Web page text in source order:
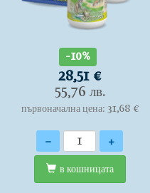
-10%
28,51 €
55,76 лв.
първоначална цена: 31,68 €
Количество
- +
в кошницата